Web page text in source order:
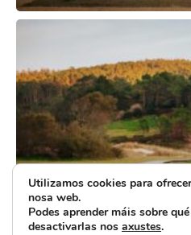
Utilizamos cookies para
nosa web.
Podes aprender máis sobre
desactivarlas nos axustes.